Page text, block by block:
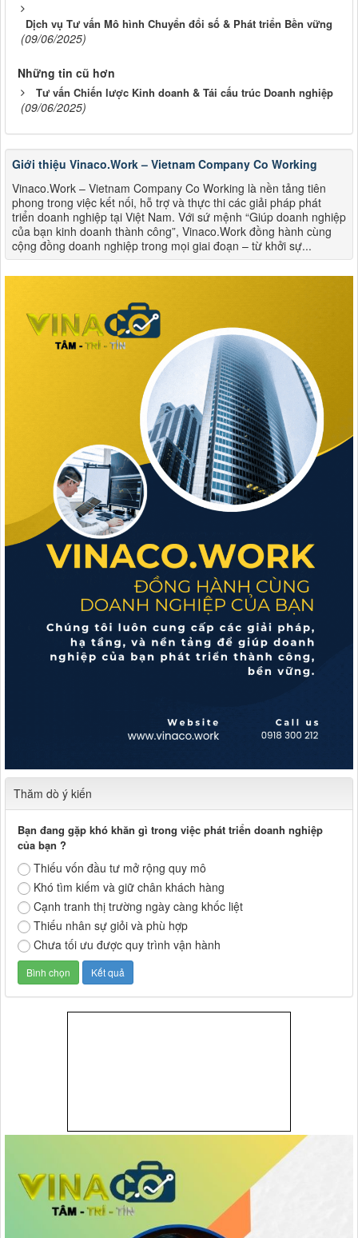
Dịch vụ Tư vấn Mô hình Chuyển đổi số & Phát triển Bền vững
(09/06/2025)
Những tin cũ hơn
Tư vấn Chiến lược Kinh doanh & Tái cấu trúc Doanh nghiệp
(09/06/2025)
Giới thiệu Vinaco.Work – Vietnam Company Co Working
Vinaco.Work – Vietnam Company Co Working là nền tảng tiên
phong trong việc kết nối, hỗ trợ và thực thi các giải pháp phát
triển doanh nghiệp tại Việt Nam. Với sứ mệnh “Giúp doanh nghiệp
của bạn kinh doanh thành công”, Vinaco.Work đồng hành cùng
cộng đồng doanh nghiệp trong mọi giai đoạn – từ khởi sự...
Thăm dò ý kiến
Bạn đang gặp khó khăn gì trong việc phát triển doanh nghiệp
của bạn ?
Thiếu vốn đầu tư mở rộng quy mô
Khó tìm kiếm và giữ chân khách hàng
Cạnh tranh thị trường ngày càng khốc liệt
Thiếu nhân sự giỏi và phù hợp
Chưa tối ưu được quy trình vận hành